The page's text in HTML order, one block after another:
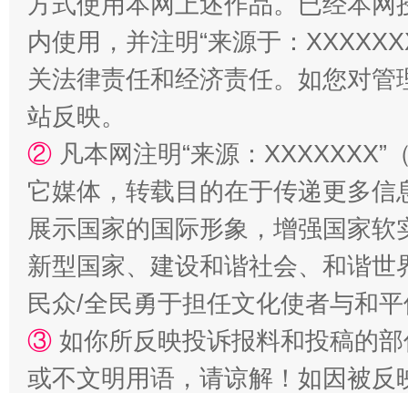
站台名比不上好声名
漫山遍野的桃花与雪山、麦地、白藏房 除
内使用，并注明“来源于：
关法律责任和经济责任。如您对
站反映。
② 凡本网注明“来源：
它媒体，转载目的在于传递更多
展示国家的国际形象，增强国家
新型国家、建设和谐社会、和谐
民众/全民勇于担任文化使者与和
③ 如你所反映投诉报料和投稿的
或不文明用语，请谅解！如因被